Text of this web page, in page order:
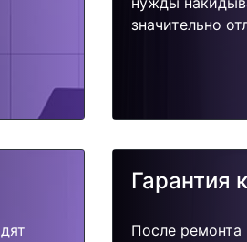
значительно
Гарантия
После ремонта